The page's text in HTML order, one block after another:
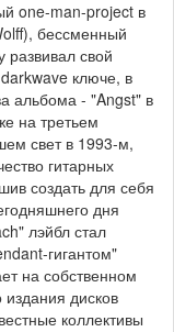
one-man-project в
бессменный
развивал свой
ключе, в
альбома - "Angst" в
на третьем
свет в 1993-м,
гитарных
создать для себя
дня
лэйбл стал
гигантом"
на собственном
дисков
коллективы